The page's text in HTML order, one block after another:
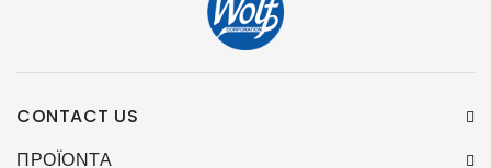
CONTACT US
ΠΡΟΪΌΝΤΑ